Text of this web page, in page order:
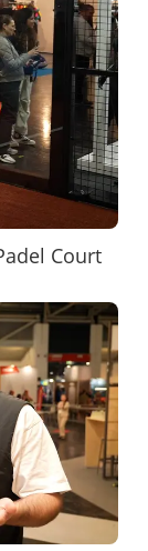
Court